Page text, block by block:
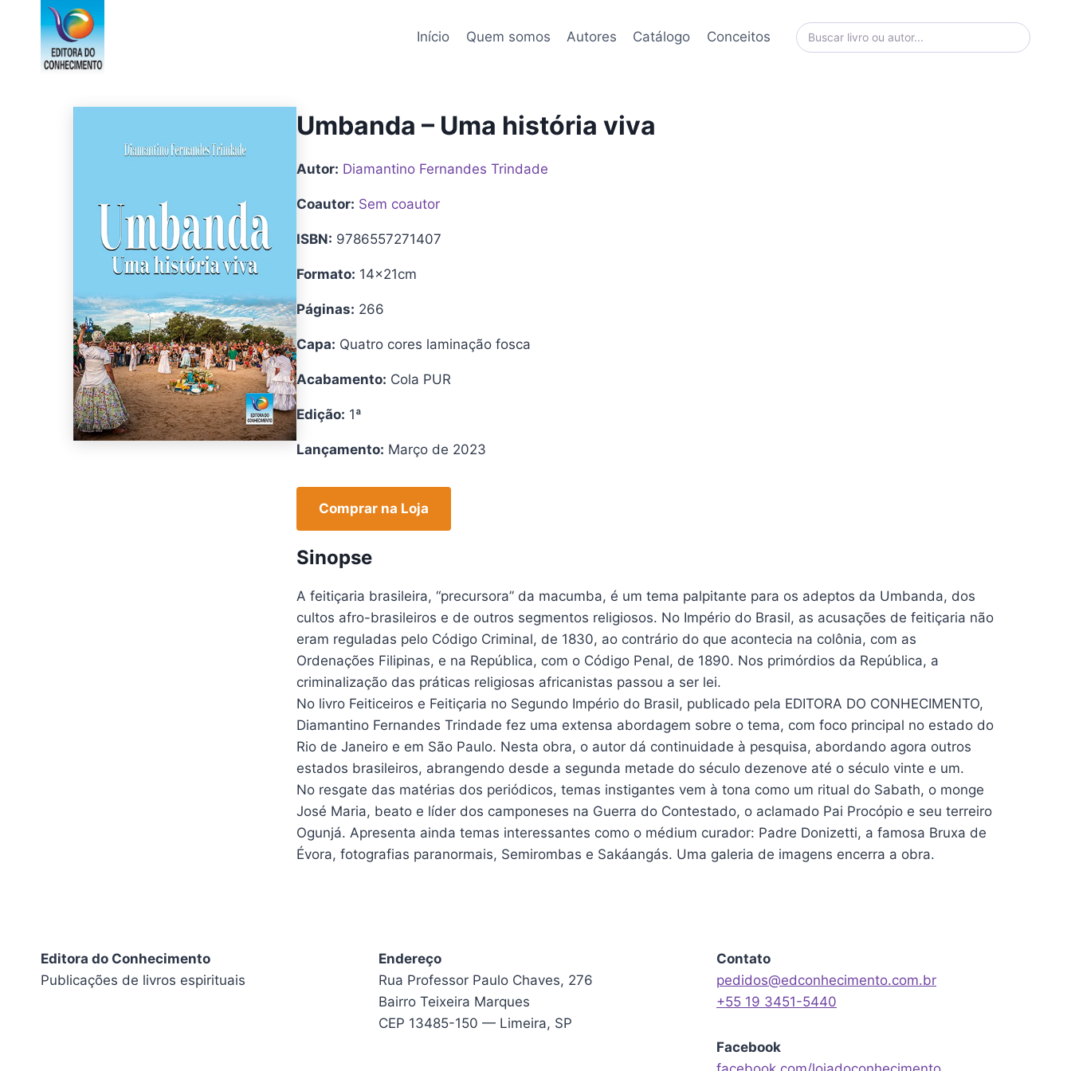
Conteúdo
Início Quem somos Autores Catálogo Conceitos
Umbanda – Uma história viva
Autor: Diamantino Fernandes Trindade
Coautor: Sem coautor
ISBN: 9786557271407
Formato: 14x21cm
Páginas: 266
Capa: Quatro cores laminação fosca
Acabamento: Cola PUR
Edição: 1ª
Lançamento: Março de 2023
Comprar na Loja
Sinopse
A feitiçaria brasileira, “precursora” da macumba, é um tema palpitante para os adeptos da Umbanda, dos
cultos afro-brasileiros e de outros segmentos religiosos. No Império do Brasil, as acusações de feitiçaria não
eram reguladas pelo Código Criminal, de 1830, ao contrário do que acontecia na colônia, com as
Ordenações Filipinas, e na República, com o Código Penal, de 1890. Nos primórdios da República, a
criminalização das práticas religiosas africanistas passou a ser lei.
No livro Feiticeiros e Feitiçaria no Segundo Império do Brasil, publicado pela EDITORA DO CONHECIMENTO,
Diamantino Fernandes Trindade fez uma extensa abordagem sobre o tema, com foco principal no estado do
Rio de Janeiro e em São Paulo. Nesta obra, o autor dá continuidade à pesquisa, abordando agora outros
estados brasileiros, abrangendo desde a segunda metade do século dezenove até o século vinte e um.
No resgate das matérias dos periódicos, temas instigantes vem à tona como um ritual do Sabath, o monge
José Maria, beato e líder dos camponeses na Guerra do Contestado, o aclamado Pai Procópio e seu terreiro
Ogunjá. Apresenta ainda temas interessantes como o médium curador: Padre Donizetti, a famosa Bruxa de
Évora, fotografias paranormais, Semirombas e Sakáangás. Uma galeria de imagens encerra a obra.
Editora do Conhecimento
Publicações de livros espirituais
Endereço
Rua Professor Paulo Chaves, 276
Bairro Teixeira Marques
CEP 13485-150 — Limeira, SP
Contato
pedidos@edconhecimento.com.br
+55 19 3451-5440
Facebook